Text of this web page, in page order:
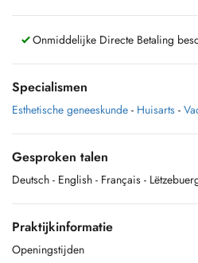
Onmiddelijke Directe Betaling
Specialismen
Esthetische geneeskunde - Huisarts -
Gesproken talen
Deutsch - English - Français -
Praktijkinformatie
Openingstijden